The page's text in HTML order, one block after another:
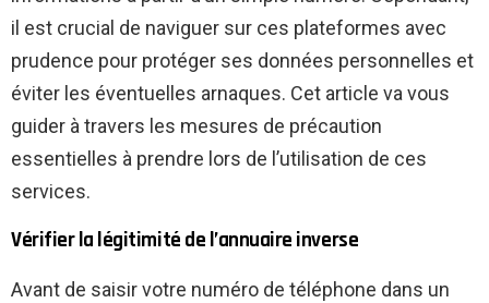
il est crucial de naviguer sur ces plateformes avec
prudence pour protéger ses données personnelles et
éviter les éventuelles arnaques. Cet article va vous
guider à travers les mesures de précaution
essentielles à prendre lors de l’utilisation de ces
services.
Vérifier la légitimité de l’annuaire inverse
Avant de saisir votre numéro de téléphone dans un